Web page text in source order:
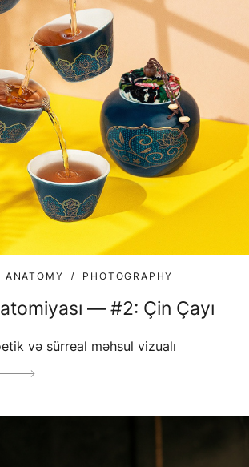
ANATOMY PHOTOGRAPHY
— #2: Çin Çayı
və sürreal məhsul vizualı